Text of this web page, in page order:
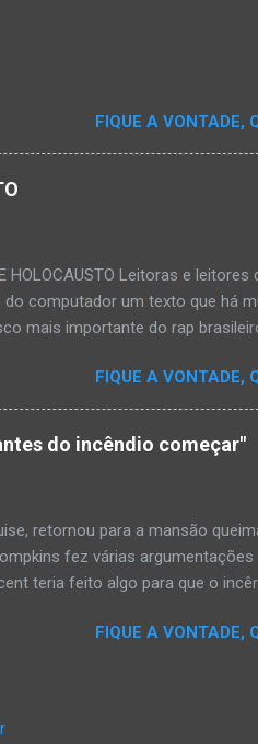
FIQUE A VONTADE,
HOLOCAUSTO Leitoras e leitores
computador um texto que há
mais importante do rap
em nosso país a crença
cultuamos nossos
cabe a nós, formadores de opinião
descaso e esquecimento.
e disseminação da rica
FIQUE A VONTADE,
do incêndio começar"
retornou para a mansão
fez várias argumentações
teria feito algo para que o
que ele faz'. Tompkins disse que
FIQUE A VONTADE,